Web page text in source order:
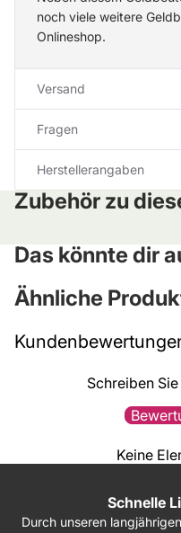
noch viele weitere
Onlineshop.
Versand
Fragen
Herstellerangaben
Zubehör zu
Das könnte dir
Ähnliche
Schreiben
Keine
Schnelle
Durch unseren